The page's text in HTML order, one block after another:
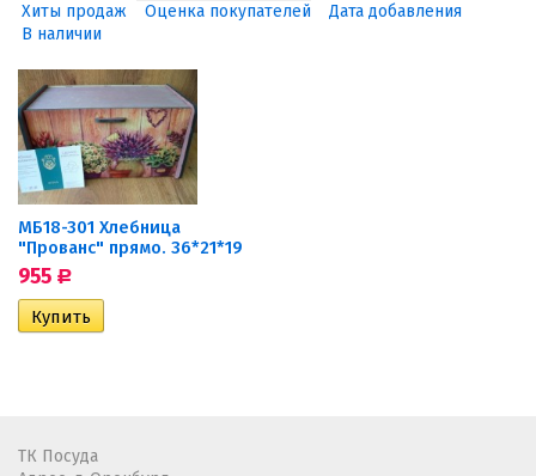
Хиты продаж
Оценка покупателей
Дата добавления
В наличии
МБ18-301 Хлебница
"Прованс" прямо. 36*21*19
955 Р
ТК Посуда